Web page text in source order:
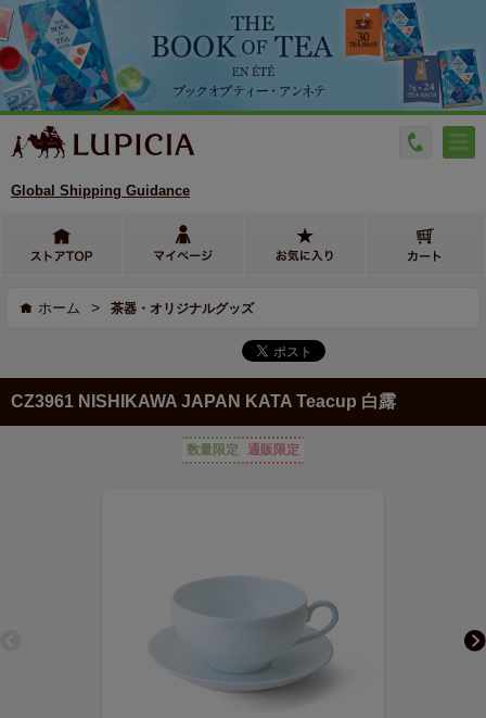
Global Shipping Guidance
ホーム > 茶器・オリジナルグッズ
CZ3961 NISHIKAWA JAPAN KATA Teacup 白露
数量限定 通販限定